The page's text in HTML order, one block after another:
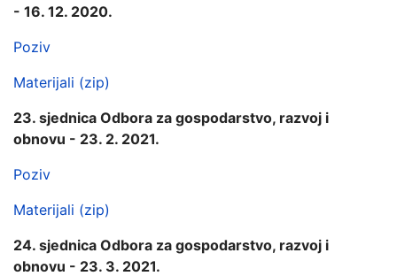
- 16. 12. 2020.
Poziv
Materijali (zip)
23. sjednica Odbora za gospodarstvo, razvoj i
obnovu - 23. 2. 2021.
Poziv
Materijali (zip)
24. sjednica Odbora za gospodarstvo, razvoj i
obnovu - 23. 3. 2021.